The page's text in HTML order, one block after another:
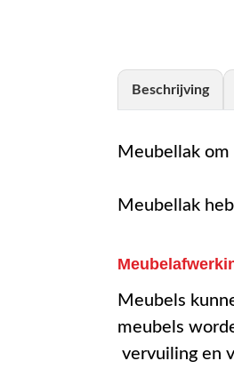
Beschrijving
Meubellak
Meubellak
Meubels
meubels
vervuiling en